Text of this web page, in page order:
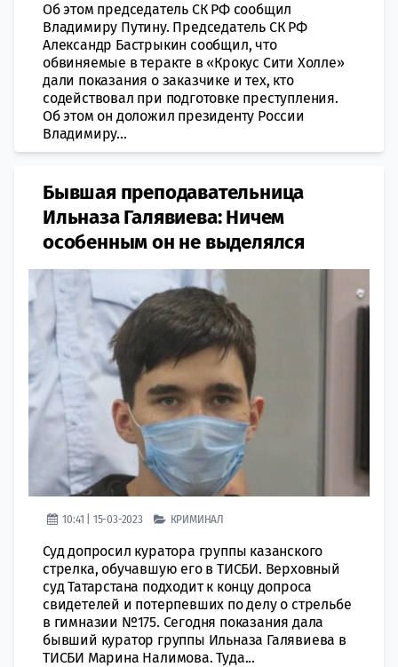
Об этом председатель СК РФ сообщил
Владимиру Путину. Председатель СК РФ
Александр Бастрыкин сообщил, что
обвиняемые в теракте в «Крокус Сити Холле»
дали показания о заказчике и тех, кто
содействовал при подготовке преступления.
Об этом он доложил президенту России
Владимиру...
Бывшая преподавательница
Ильназа Галявиева: Ничем
особенным он не выделялся
10:41 | 15-03-2023 КРИМИНАЛ
Суд допросил куратора группы казанского
стрелка, обучавшую его в ТИСБИ. Верховный
суд Татарстана подходит к концу допроса
свидетелей и потерпевших по делу о стрельбе
в гимназии №175. Сегодня показания дала
бывший куратор группы Ильназа Галявиева в
ТИСБИ Марина Налимова. Туда...